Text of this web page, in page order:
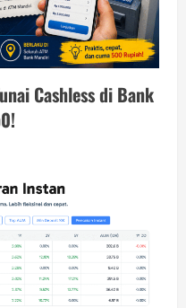
Cashless di Bank